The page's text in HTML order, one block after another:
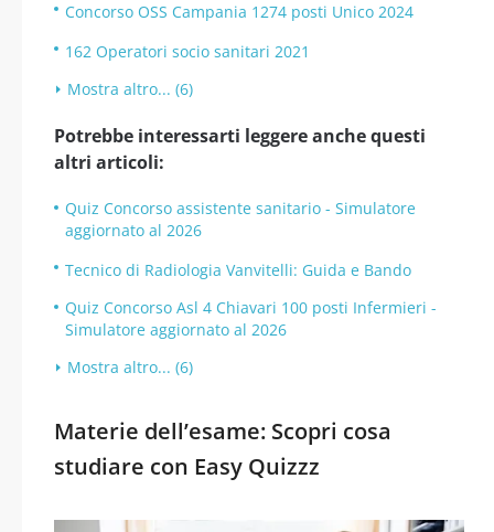
Concorso OSS Campania 1274 posti Unico 2024
162 Operatori socio sanitari 2021
Mostra altro... (6)
Potrebbe interessarti leggere anche questi
altri articoli:
Quiz Concorso assistente sanitario - Simulatore
aggiornato al 2026
Tecnico di Radiologia Vanvitelli: Guida e Bando
Quiz Concorso Asl 4 Chiavari 100 posti Infermieri -
Simulatore aggiornato al 2026
Mostra altro... (6)
Materie dell’esame: Scopri cosa
studiare con Easy Quizzz